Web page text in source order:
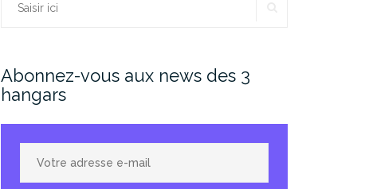
Rechercher :
Abonnez-vous aux news des 3
hangars
adresse